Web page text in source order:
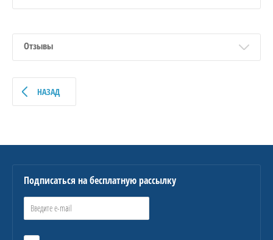
Отзывы
НАЗАД
Подписаться на бесплатную рассылку